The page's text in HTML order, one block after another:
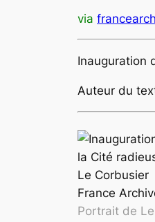
via
Inauguration
Auteur du
Portrait de Le